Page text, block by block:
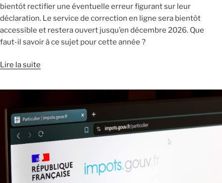
bientôt rectifier une éventuelle erreur figurant sur leur
déclaration. Le service de correction en ligne sera bientôt
accessible et restera ouvert jusqu’en décembre 2026. Que
faut-il savoir à ce sujet pour cette année ?
Lire la suite